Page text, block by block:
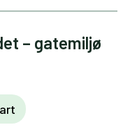
– gatemiljø